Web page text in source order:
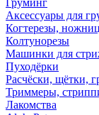
Груминг
Аксессуары для
Когтерезы,
Колтунорезы
Машинки для
Пуходёрки
Расчёски, щётки,
Триммеры,
Лакомства